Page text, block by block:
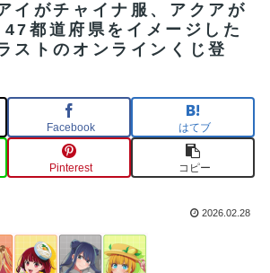
イがチャイナ服、アクアが
都道府県をイメージした
ストのオンラインくじ登
Facebook はてブ
Pinterest コピー
2026.02.28